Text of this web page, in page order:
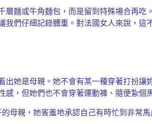
層麵或牛角麵包，而是留到特殊場合再
我們仔細記錄體重。對法國女人來說，這
出她是母親。她不會有某一種穿著打扮
感，但她們也不會穿著運動褲、隨便紮
母親，她害羞地承認自己有時忙到非常